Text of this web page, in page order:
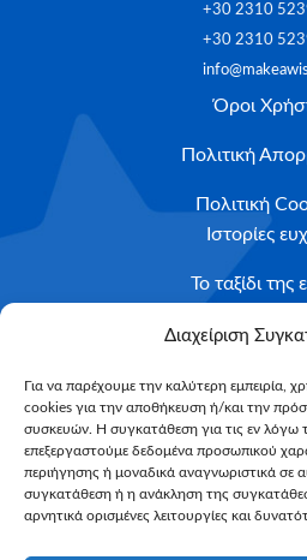
Διαχείριση
Για να παρέχουμε την καλύτερη εμπειρία,
cookies για την αποθήκευση ή/και την
συσκευών. Η συγκατάθεση για τις εν λόγω
επεξεργαστούμε δεδομένα προσωπικού
περιήγησης ή μοναδικά αναγνωριστικά σε
συγκατάθεση ή η ανάκληση της
αρνητικά ορισμένες λειτουργίες και
+30 2310
+30 2310
Όροι
Πολιτική
Πολιτική
Ιστορίες
Το ταξίδι της
Κριτήρια
Υποβολή
Email*